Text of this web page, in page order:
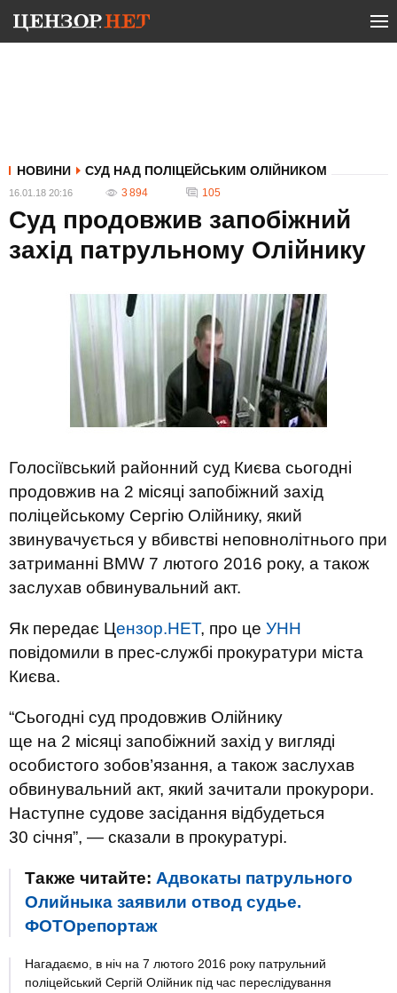
НОВИНИ СУД НАД ПОЛІЦЕЙСЬКИМ ОЛІЙНИКОМ
16.01.18 20:16 3 894 105
Суд продовжив запобіжний
захід патрульному Олійнику
Голосіївський районний суд Києва сьогодні
продовжив на 2 місяці запобіжний захід
поліцейському Сергію Олійнику, який
звинувачується у вбивстві неповнолітнього при
затриманні BMW 7 лютого 2016 року, а також
заслухав обвинувальний акт.
Як передає Цензор.НЕТ, про це УНН
повідомили в прес-службі прокуратури міста
Києва.
“Сьогодні суд продовжив Олійнику
ще на 2 місяці запобіжний захід у вигляді
особистого зобов’язання, а також заслухав
обвинувальний акт, який зачитали прокурори.
Наступне судове засідання відбудеться
30 січня”, — сказали в прокуратурі.
Также читайте: Адвокаты патрульного
Олийныка заявили отвод судье.
ФОТОрепортаж
Нагадаємо, в ніч на 7 лютого 2016 року патрульний
поліцейський Сергій Олійник під час переслідування